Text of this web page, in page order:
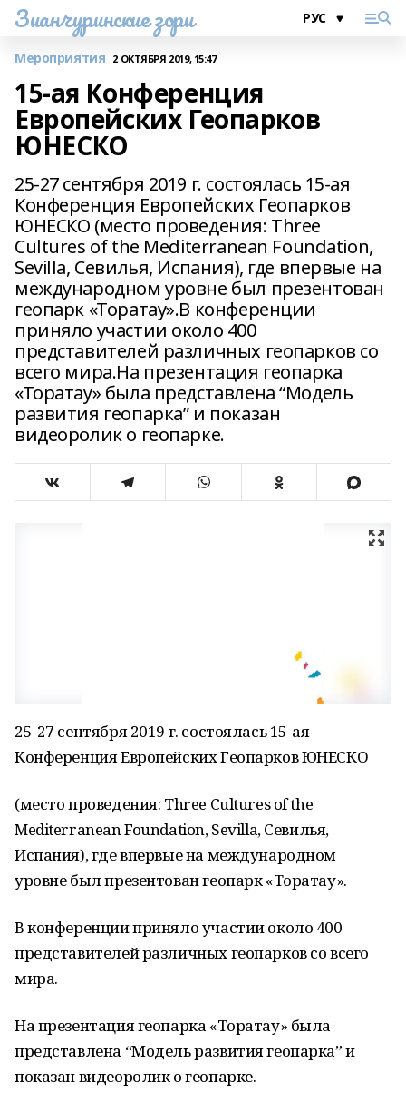
Зианчуринские зори
Мероприятия 2 ОКТЯБРЯ 2019, 15:47
15-ая Конференция
Европейских Геопарков
ЮНЕСКО
25-27 сентября 2019 г. состоялась 15-ая
Конференция Европейских Геопарков
ЮНЕСКО (место проведения: Three
Cultures of the Mediterranean Foundation,
Sevilla, Севилья, Испания), где впервые на
международном уровне был презентован
геопарк «Торатау».В конференции
приняло участии около 400
представителей различных геопарков со
всего мира.На презентация геопарка
«Торатау» была представлена “Модель
развития геопарка” и показан
видеоролик о геопарке.
25-27 сентября 2019 г. состоялась 15-ая
Конференция Европейских Геопарков ЮНЕСКО
(место проведения: Three Cultures of the
Mediterranean Foundation, Sevilla, Севилья,
Испания), где впервые на международном
уровне был презентован геопарк «Торатау».
В конференции приняло участии около 400
представителей различных геопарков со всего
мира.
На презентация геопарка «Торатау» была
представлена “Модель развития геопарка” и
показан видеоролик о геопарке.